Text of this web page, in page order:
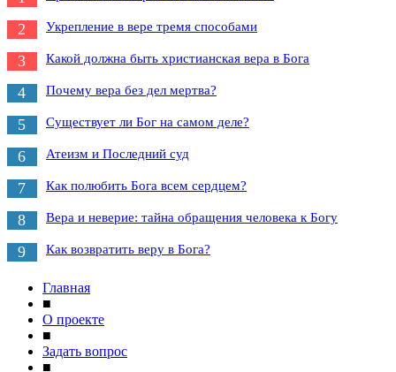
2 Укрепление в вере тремя способами
3 Какой должна быть христианская вера в Бога
4 Почему вера без дел мертва?
5 Существует ли Бог на самом деле?
6 Атеизм и Последний суд
7 Как полюбить Бога всем сердцем?
8 Вера и неверие: тайна обращения человека к Богу
9 Как возвратить веру в Бога?
Главная
■
О проекте
■
Задать вопрос
■